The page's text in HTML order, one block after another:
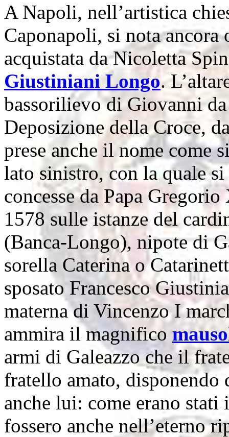
A Napoli, nell’artistica
Caponapoli, si nota
acquistata da Nicoletta
Giustiniani Longo.
bassorilievo di Giovanni
Deposizione della Croce,
prese anche il nome come
lato sinistro, con la quale
concesse da Papa
1578 sulle istanze del
(Banca-Longo), nipote di
sorella Caterina o
sposato Francesco
materna di Vincenzo I
ammira il magnifico
armi di Galeazzo che il
fratello amato, disponendo
anche lui: come erano
fossero anche nell’eterno